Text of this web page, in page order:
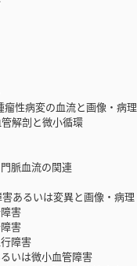
性病変の血流と画像・病理
剖と微小循環
血流の関連
るいは変異と画像・病理
害
害
障害
は微小血管障害